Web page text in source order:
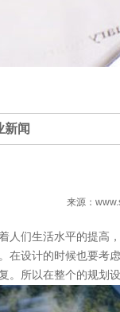
新闻
来源：
人们生活水平的提高
在设计的时候也要考
。所以在整个的规划